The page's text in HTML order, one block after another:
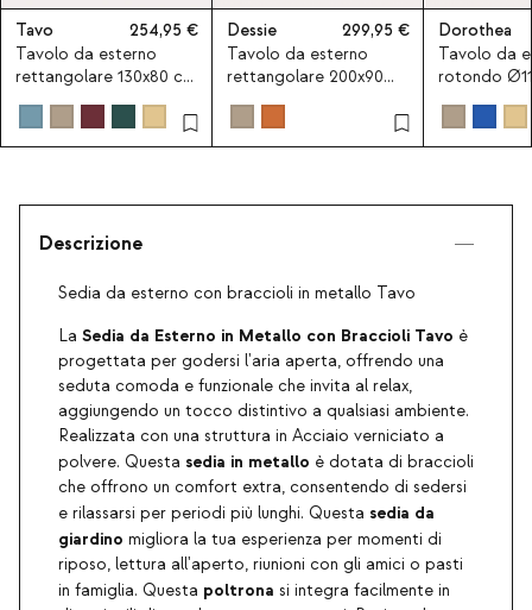
Tavo
254,95
Tavolo da esterno
rettangolare 130x80 cm
in metallo Tavo
Dessie
299,95
Tavolo da esterno
rettangolare 200x90
cm in metallo Dessie
Dorothea
Tavolo da
rotondo
metallo
Descrizione
Sedia da esterno con braccioli in metallo Tavo
La Sedia da Esterno in Metallo con Braccioli Tavo è
progettata per godersi l'aria aperta, offrendo una
seduta comoda e funzionale che invita al relax,
aggiungendo un tocco distintivo a qualsiasi ambiente.
Realizzata con una struttura in Acciaio verniciato a
polvere. Questa sedia in metallo è dotata di braccioli
che offrono un comfort extra, consentendo di sedersi
e rilassarsi per periodi più lunghi. Questa sedia da
giardino migliora la tua esperienza per momenti di
riposo, lettura all'aperto, riunioni con gli amici o pasti
in famiglia. Questa poltrona si integra facilmente in